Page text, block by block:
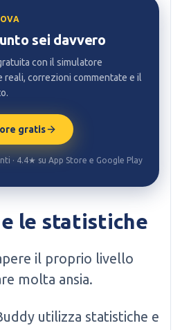
sei davvero
con il simulatore
reali, correzioni commentate e il
gratis
· 4.4★ su App Store e Google Play
e le statistiche
il proprio livello
molta ansia.
utilizza statistiche e